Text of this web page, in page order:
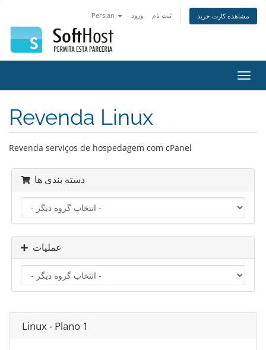
Persian ورود ثبت نام مشاهده کارت خرید
تغییر
Revenda Linux
Revenda serviços de hospedagem com cPanel
دسته بندی ها
عملیات
Linux - Plano 1